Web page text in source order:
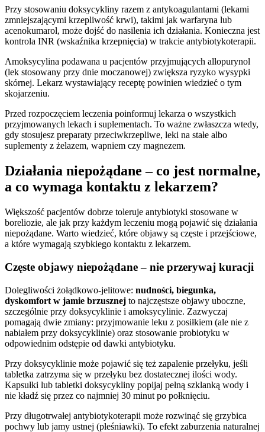
Przy stosowaniu doksycykliny razem z antykoagulantami (lekami
zmniejszającymi krzepliwość krwi), takimi jak warfaryna lub
acenokumarol, może dojść do nasilenia ich działania. Konieczna jest
kontrola INR (wskaźnika krzepnięcia) w trakcie antybiotykoterapii.
Amoksycylina podawana u pacjentów przyjmujących allopurynol
(lek stosowany przy dnie moczanowej) zwiększa ryzyko wysypki
skórnej. Lekarz wystawiający receptę powinien wiedzieć o tym
skojarzeniu.
Przed rozpoczęciem leczenia poinformuj lekarza o wszystkich
przyjmowanych lekach i suplementach. To ważne zwłaszcza wtedy,
gdy stosujesz preparaty przeciwkrzepliwe, leki na stałe albo
suplementy z żelazem, wapniem czy magnezem.
Działania niepożądane – co jest normalne,
a co wymaga kontaktu z lekarzem?
Większość pacjentów dobrze toleruje antybiotyki stosowane w
boreliozie, ale jak przy każdym leczeniu mogą pojawić się działania
niepożądane. Warto wiedzieć, które objawy są częste i przejściowe,
a które wymagają szybkiego kontaktu z lekarzem.
Częste objawy niepożądane – nie przerywaj kuracji
Dolegliwości żołądkowo-jelitowe: nudności, biegunka,
dyskomfort w jamie brzusznej to najczęstsze objawy uboczne,
szczególnie przy doksycyklinie i amoksycylinie. Zazwyczaj
pomagają dwie zmiany: przyjmowanie leku z posiłkiem (ale nie z
nabiałem przy doksycyklinie) oraz stosowanie probiotyku w
odpowiednim odstępie od dawki antybiotyku.
Przy doksycyklinie może pojawić się też zapalenie przełyku, jeśli
tabletka zatrzyma się w przełyku bez dostatecznej ilości wody.
Kapsułki lub tabletki doksycykliny popijaj pełną szklanką wody i
nie kładź się przez co najmniej 30 minut po połknięciu.
Przy długotrwałej antybiotykoterapii może rozwinąć się grzybica
pochwy lub jamy ustnej (pleśniawki). To efekt zaburzenia naturalnej